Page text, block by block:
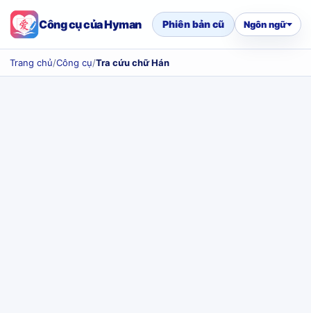
Công cụ của Hyman Phiên bản cũ Ngôn ngữ
Trang chủ/Công cụ/Tra cứu chữ Hán